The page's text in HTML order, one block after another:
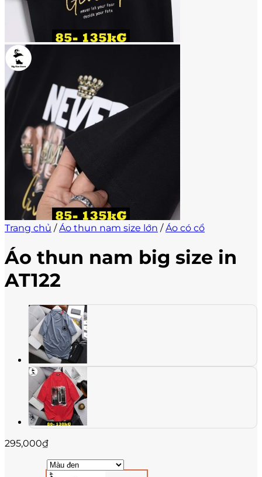
Trang chủ / Áo thun nam size lớn / Áo có cổ
Áo thun nam big size in
AT122
295,000₫